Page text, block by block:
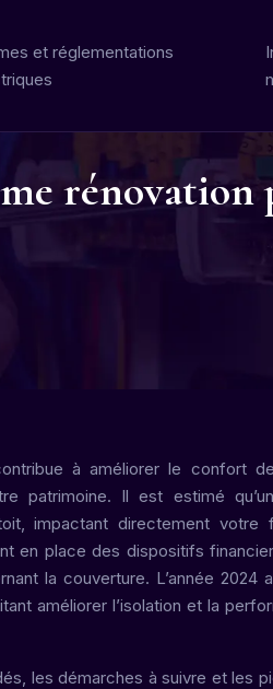
et réglementations
rénovation
à améliorer le confort
patrimoine. Il est estimé
impactant directement votre
en place des dispositifs
la couverture. L’année 2024
améliorer l’isolation et la
les démarches à suivre et les